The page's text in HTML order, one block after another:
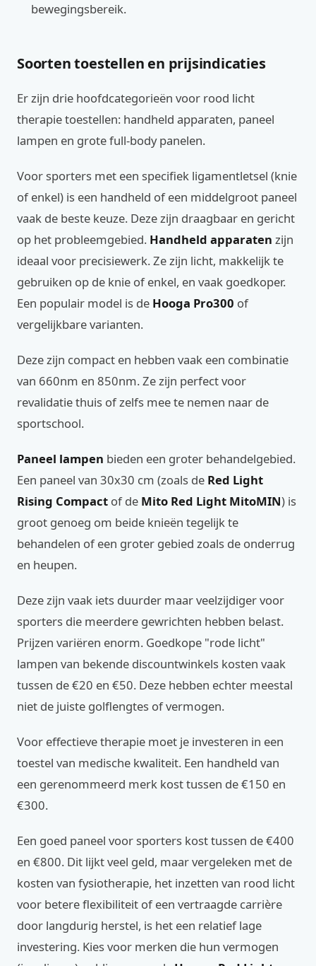
bewegingsbereik.
Soorten toestellen en prijsindicaties
Er zijn drie hoofdcategorieën voor rood licht
therapie toestellen: handheld apparaten, paneel
lampen en grote full-body panelen.
Voor sporters met een specifiek ligamentletsel (knie
of enkel) is een handheld of een middelgroot paneel
vaak de beste keuze. Deze zijn draagbaar en gericht
op het probleemgebied. Handheld apparaten zijn
ideaal voor precisiewerk. Ze zijn licht, makkelijk te
gebruiken op de knie of enkel, en vaak goedkoper.
Een populair model is de Hooga Pro300 of
vergelijkbare varianten.
Deze zijn compact en hebben vaak een combinatie
van 660nm en 850nm. Ze zijn perfect voor
revalidatie thuis of zelfs mee te nemen naar de
sportschool.
Paneel lampen bieden een groter behandelgebied.
Een paneel van 30x30 cm (zoals de Red Light
Rising Compact of de Mito Red Light MitoMIN) is
groot genoeg om beide knieën tegelijk te
behandelen of een groter gebied zoals de onderrug
en heupen.
Deze zijn vaak iets duurder maar veelzijdiger voor
sporters die meerdere gewrichten hebben belast.
Prijzen variëren enorm. Goedkope "rode licht"
lampen van bekende discountwinkels kosten vaak
tussen de €20 en €50. Deze hebben echter meestal
niet de juiste golflengtes of vermogen.
Voor effectieve therapie moet je investeren in een
toestel van medische kwaliteit. Een handheld van
een gerenommeerd merk kost tussen de €150 en
€300.
Een goed paneel voor sporters kost tussen de €400
en €800. Dit lijkt veel geld, maar vergeleken met de
kosten van fysiotherapie, het inzetten van rood licht
voor betere flexibiliteit of een vertraagde carrière
door langdurig herstel, is het een relatief lage
investering. Kies voor merken die hun vermogen